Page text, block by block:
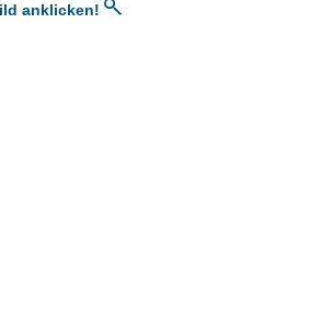
anklicken!